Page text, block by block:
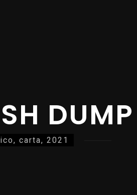
DUMP
carta, 2021